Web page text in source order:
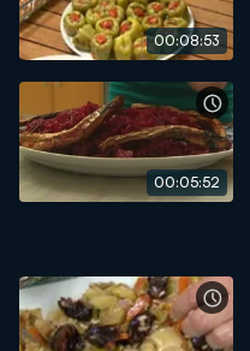
00:08:53
00:05:52